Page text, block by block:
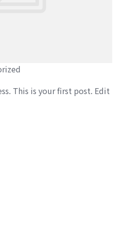
This is your first post. Edit